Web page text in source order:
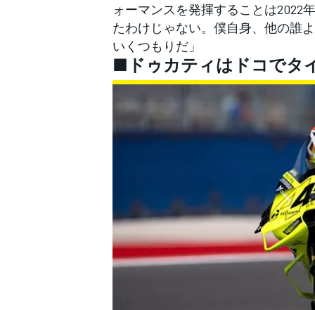
すべてのカテゴリー
ォーマンスを発揮することは2022
たわけじゃない。僕自身、他の誰
いくつもりだ」
■ドゥカティはドコでタ